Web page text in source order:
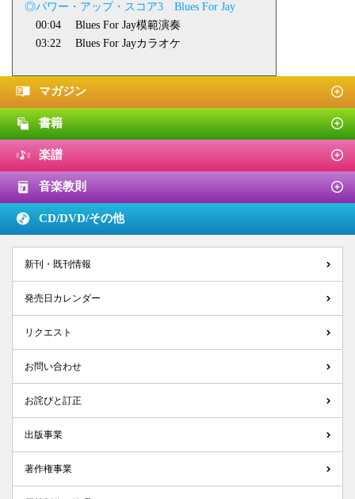
◎パワー・アップ・スコア3 Blues For Jay
00:04 Blues For Jay模範演奏
03:22 Blues For Jayカラオケ
マガジン
書籍
楽譜
音楽教則
CD/DVD/その他
新刊・既刊情報
発売日カレンダー
リクエスト
お問い合わせ
お詫びと訂正
出版事業
著作権事業